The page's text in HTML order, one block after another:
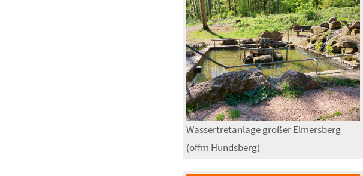
Wassertretanlage großer Elmersberg
(offm Hundsberg)